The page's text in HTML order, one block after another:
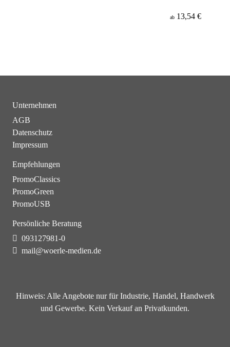
ab 13,54 €
Unternehmen
AGB
Datenschutz
Impressum
Empfehlungen
PromoClassics
PromoGreen
PromoUSB
Persönliche Beratung
093127981-0
mail@woerle-medien.de
Hinweis: Alle Angebote nur für Industrie, Handel, Handwerk
und Gewerbe. Kein Verkauf an Privatkunden.